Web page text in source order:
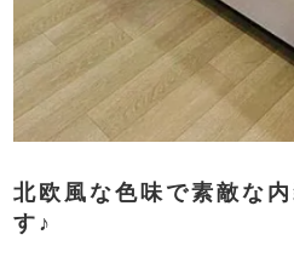
北欧風な色味で素敵な
す♪